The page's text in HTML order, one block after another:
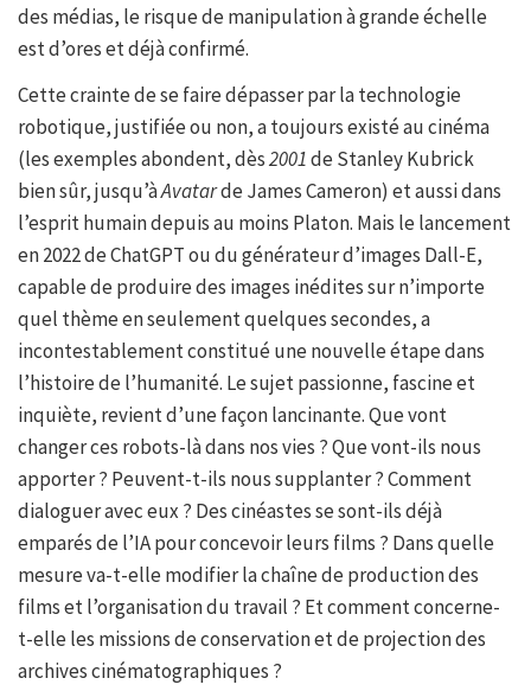
des médias, le risque de manipulation à grande échelle
est d’ores et déjà confirmé.
Cette crainte de se faire dépasser par la technologie
robotique, justifiée ou non, a toujours existé au cinéma
(les exemples abondent, dès2001de Stanley Kubrick
bien sûr, jusqu’àAvatarde James Cameron) et aussi dans
l’esprit humain depuis au moins Platon. Mais le lancement
en 2022 de ChatGPT ou du générateur d’images Dall-E,
capable de produire des images inédites sur n’importe
quel thème en seulement quelques secondes, a
incontestablement constitué une nouvelle étape dans
l’histoire de l’humanité. Le sujet passionne, fascine et
inquiète, revient d’une façon lancinante. Que vont
changer ces robots-là dans nos vies ? Que vont-ils nous
apporter ? Peuvent-t-ils nous supplanter ? Comment
dialoguer avec eux ? Des cinéastes se sont-ils déjà
emparés de l’IA pour concevoir leurs films ? Dans quelle
mesure va-t-elle modifier la chaîne de production des
films et l’organisation du travail ? Et comment concerne-
t-elle les missions de conservation et de projection des
archives cinématographiques ?